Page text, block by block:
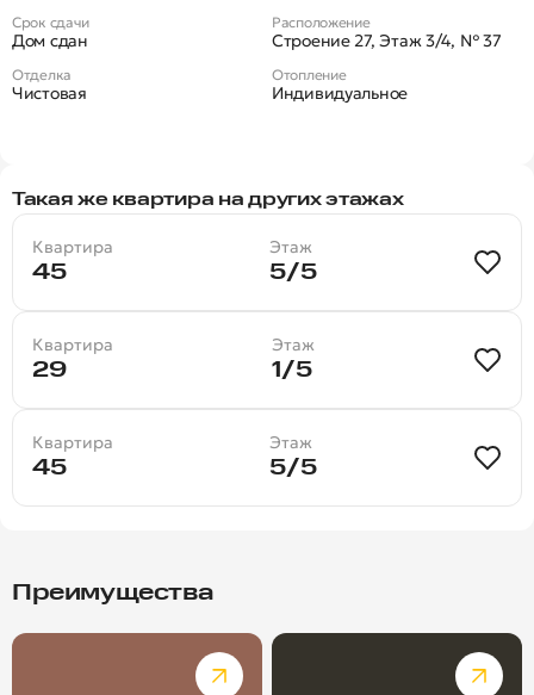
Срок сдачи
Дом сдан
Расположение
Строение 27, Этаж 3/4, № 37
Отделка
Чистовая
Отопление
Индивидуальное
Такая же квартира на других этажах
Квартира
45
Этаж
5/5
Квартира
29
Этаж
1/5
Квартира
45
Этаж
5/5
Преимущества